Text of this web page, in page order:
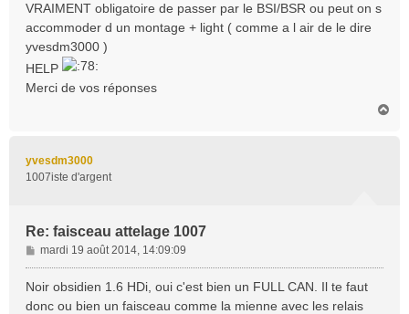
VRAIMENT obligatoire de passer par le BSI/BSR ou peut on s
accommoder d un montage + light ( comme a l air de le dire
yvesdm3000 )
HELP
Merci de vos réponses
yvesdm3000
1007iste d'argent
Re: faisceau attelage 1007
M
e
s
mardi 19 août 2014, 14:09:09
Noir obsidien 1.6 HDi, oui c'est bien un FULL CAN. Il te faut
donc ou bien un faisceau comme la mienne avec les relais